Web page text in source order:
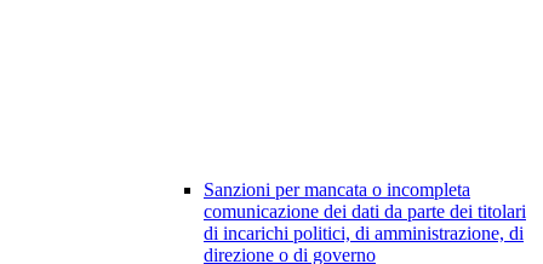
Sanzioni per mancata o incompleta
comunicazione dei dati da parte dei titolari
di incarichi politici, di amministrazione, di
direzione o di governo